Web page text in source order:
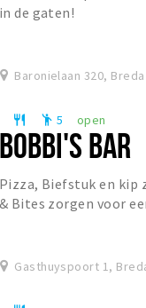
in de gaten!
Baronielaan 320, Breda
restaurant emoji_people 5 open
BOBBI'S BAR
Pizza, Biefstuk en kip
& Bites zorgen voor
Gasthuyspoort 1,